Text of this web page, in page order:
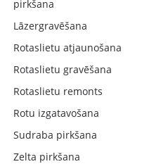
pirkšana
Lāzergravēšana
Rotaslietu atjaunošana
Rotaslietu gravēšana
Rotaslietu remonts
Rotu izgatavošana
Sudraba pirkšana
Zelta pirkšana